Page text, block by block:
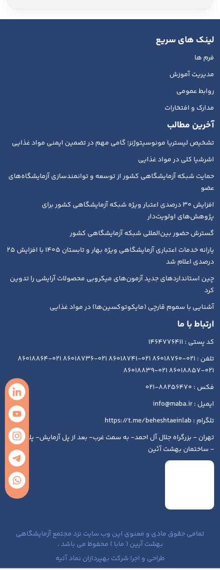
لینک های سریع
فرم ها
مدیریت آموزش
روابط عمومی
مدارک و افتخارات
آخرین مطالب
تشخیص لیستریا مونوسیتوژنز؛ گامی مهم در تضمین ایمنی مواد غذایی
اشرشیا کلی در مواد غذایی
حمایت شبکه آزمایشگاهی کشور از توسعه و توانمندسازی آزمایشگاه‌های
عضو
افزایش ۳۰ درصدی اعتبار ویژه شبکه آزمایشگاهی کشور برای
پژوهش‌های اولویت‌دار
گسترش حضور بین‌المللی شبکه آزمایشگاهی کشور
یارانه خدمات اعتباری آزمایشگاهی ویژه بهار و تابستان ۱۴۰۵ با افزایش ۲۵
درصدی اعلام شد
چین استانداردهای جدید آزمون‌های میکروبی محصولات آرایشی را تدوین
کرد
آشنایی با سموم قارچی (مایکوتوکسین‌ها) در مواد غذایی
ارتباط با ما
کد پستی : 1464776411
تلفن : 021-86018760 021-86018741 021-86018736 021-86018864
021-86018857 021-86018839
فکس : 88256470-021
ایمیل : info@maba.ir
تلگرام : https://t.me/beheshtaeinlab
تهران - بزرگراه جلال آل احمد- به سمت غرب- بعد از پل آزمایش- پلاک ۱۹۳
- ساختمان بهشت آئین
تمامی حقوق مادی و معنوی این وب سایت نزد مجتمع آزمایشگاهی
بهشت آیین ( مابا ) محفوظ می باشد .
طراحی و اجرا شرکت بهپردازان نماد آتیه